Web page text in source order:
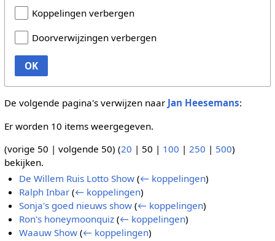
Koppelingen verbergen
Doorverwijzingen verbergen
OK
De volgende pagina's verwijzen naar Jan Heesemans:
Er worden 10 items weergegeven.
(vorige 50 | volgende 50) (20 | 50 | 100 | 250 | 500)
bekijken.
De Willem Ruis Lotto Show (← koppelingen)
Ralph Inbar (← koppelingen)
Sonja's goed nieuws show (← koppelingen)
Ron's honeymoonquiz (← koppelingen)
Waauw Show (← koppelingen)